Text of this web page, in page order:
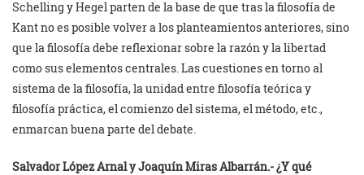
Schelling y Hegel parten de la base de que tras la filosofía de
Kant no es posible volver a los planteamientos anteriores, sino
que la filosofía debe reflexionar sobre la razón y la libertad
como sus elementos centrales. Las cuestiones en torno al
sistema de la filosofía, la unidad entre filosofía teórica y
filosofía práctica, el comienzo del sistema, el método, etc.,
enmarcan buena parte del debate.
Salvador López Arnal yJoaquín Miras Albarrán.- ¿Y qué